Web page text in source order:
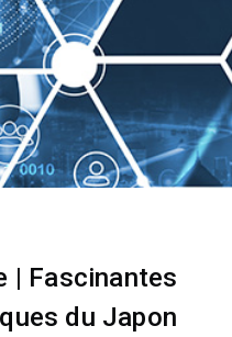
| Fascinantes
du Japon